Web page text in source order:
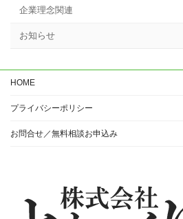
企業理念関連
お知らせ
HOME
プライバシーポリシー
お問合せ／無料相談お申込み